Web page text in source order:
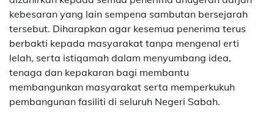
kebesaran yang lain sempena sambutan bersejarah
tersebut. Diharapkan agar kesemua penerima terus
berbakti kepada masyarakat tanpa mengenal erti
lelah, serta istiqamah dalam menyumbang idea,
tenaga dan kepakaran bagi membantu
membangunkan masyarakat serta memperkukuh
pembangunan fasiliti di seluruh Negeri Sabah.